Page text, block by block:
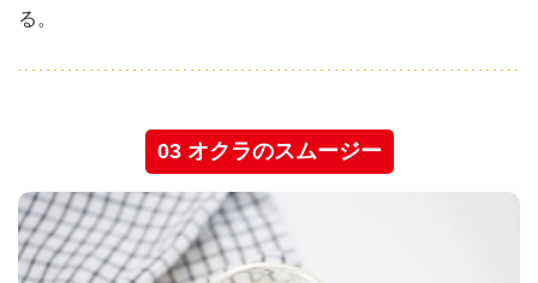
る。
03 オクラのスムージー